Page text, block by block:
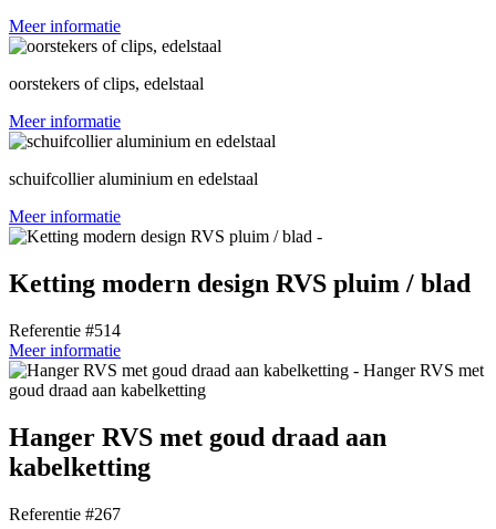
Meer informatie
oorstekers of clips, edelstaal
Meer informatie
schuifcollier aluminium en edelstaal
Meer informatie
Ketting modern design RVS pluim / blad
Referentie #514
Meer informatie
Hanger RVS met goud draad aan
kabelketting
Referentie #267